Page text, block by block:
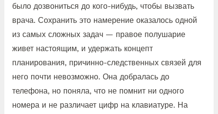
было дозвониться до кого-нибудь, чтобы вызвать
врача. Сохранить это намерение оказалось одной
из самых сложных задач — правое полушарие
живет настоящим, и удержать концепт
планирования, причинно-следственных связей для
него почти невозможно. Она добралась до
телефона, но поняла, что не помнит ни одного
номера и не различает цифр на клавиатуре. На